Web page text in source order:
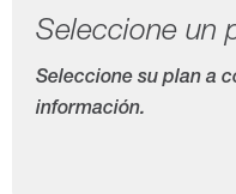
Seleccione un
Seleccione su plan a
información.